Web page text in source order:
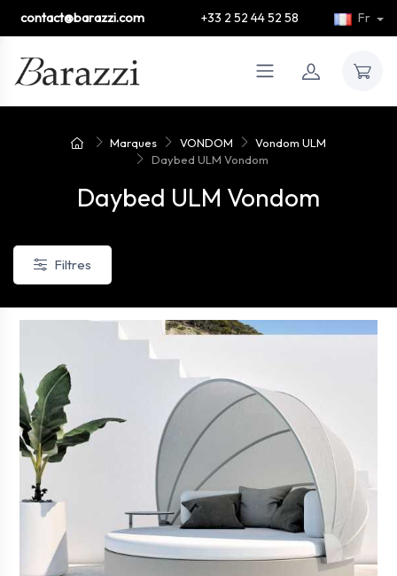
contact@barazzi.com +33 2 52 44 52 58 Fr
Marques VONDOM
Vondom ULM
Daybed ULM Vondom
Daybed ULM Vondom
Filtres